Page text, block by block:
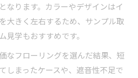
なります。カラーやデザインはイ
大きく左右するため、サンプル取
見学もおすすめです。
なフローリングを選んだ結果、短
しまったケースや、遮音性不足で